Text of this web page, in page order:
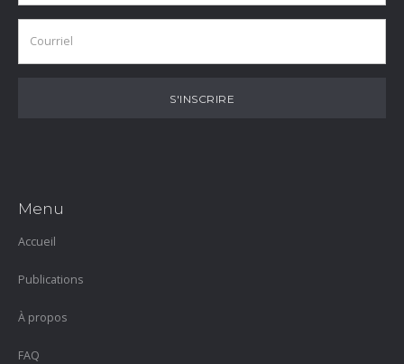
Menu
Accueil
Publications
À propos
FAQ